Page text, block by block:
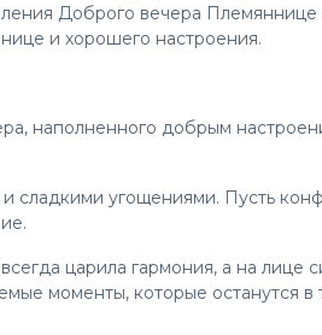
Доброго вечера
и хорошего настроения.
наполненного добрым
сладкими угощениями. Пусть
царила гармония, а на лице
моменты, которые останутся в